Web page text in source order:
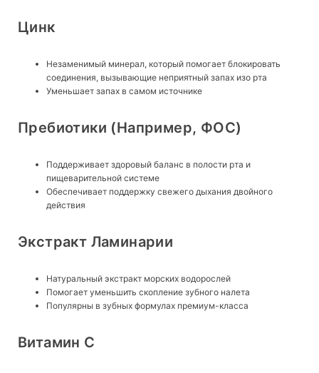
Цинк
Незаменимый минерал, который помогает блокировать
соединения, вызывающие неприятный запах изо рта
Уменьшает запах в самом источнике
Пребиотики (например, ФОС)
Поддерживает здоровый баланс в полости рта и
пищеварительной системе
Обеспечивает поддержку свежего дыхания двойного
действия
Экстракт Ламинарии
Натуральный экстракт морских водорослей
Помогает уменьшить скопление зубного налета
Популярны в зубных формулах премиум-класса
Витамин C